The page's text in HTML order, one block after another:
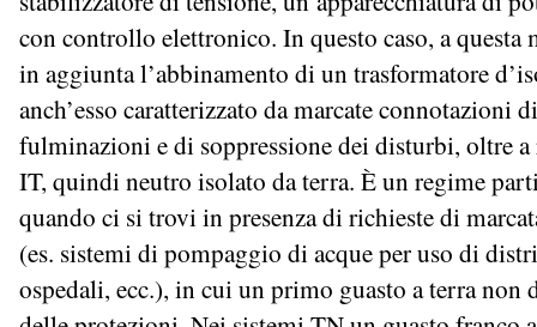
con controllo elettronico. In questo caso, a questa
in aggiunta l’abbinamento di un trasformatore
anch’esso caratterizzato da marcate connotazioni
fulminazioni e di soppressione dei disturbi, oltre a
IT, quindi neutro isolato da terra. È un regime
quando ci si trovi in presenza di richieste di
(es. sistemi di pompaggio di acque per uso di
ospedali, ecc.), in cui un primo guasto a terra non